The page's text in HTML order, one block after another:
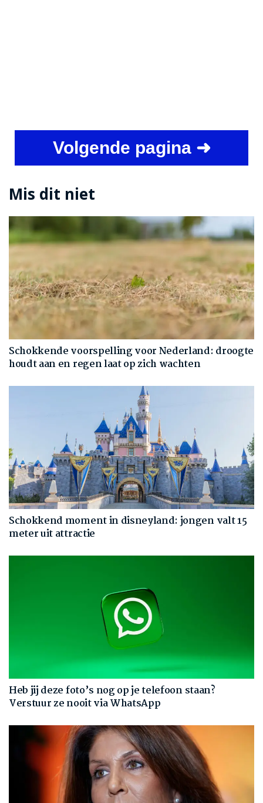
Volgende pagina ➜
Mis dit niet
Schokkende voorspelling voor Nederland: droogte
houdt aan en regen laat op zich wachten
Schokkend moment in disneyland: jongen valt 15
meter uit attractie
Heb jij deze foto’s nog op je telefoon staan?
Verstuur ze nooit via WhatsApp